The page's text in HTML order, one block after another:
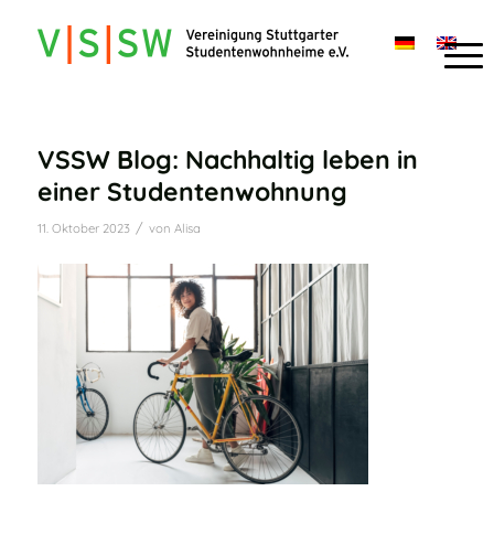
VSSW Blog: Nachhaltig leben in
einer Studentenwohnung
11. Oktober 2023 / von Alisa